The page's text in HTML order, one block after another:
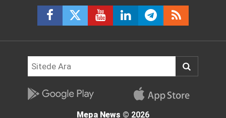
Mepa News © 2026